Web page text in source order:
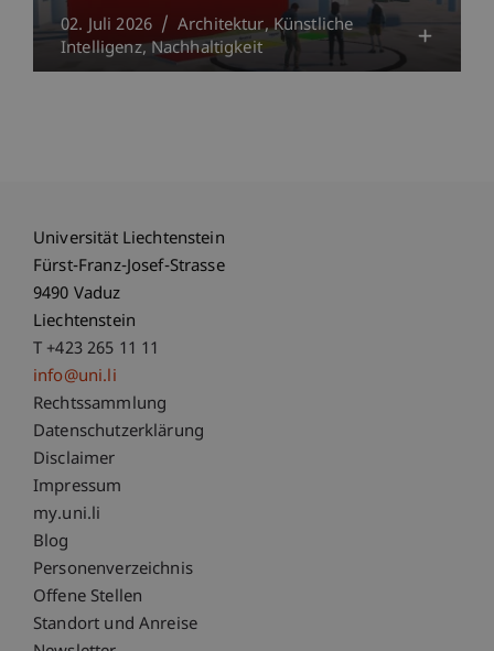
02. Juli 2026 Architektur Künstliche
Intelligenz Nachhaltigkeit
Universität Liechtenstein
Fürst-Franz-Josef-Strasse
9490 Vaduz
Liechtenstein
T +423 265 11 11
info@uni.li
Fußzeile Rechtliche Hinweise
Rechtssammlung
Datenschutzerklärung
Disclaimer
Impressum
Fußzeile Subdomain-Verzeichnis
my.uni.li
Blog
Personenverzeichnis
Offene Stellen
Standort und Anreise